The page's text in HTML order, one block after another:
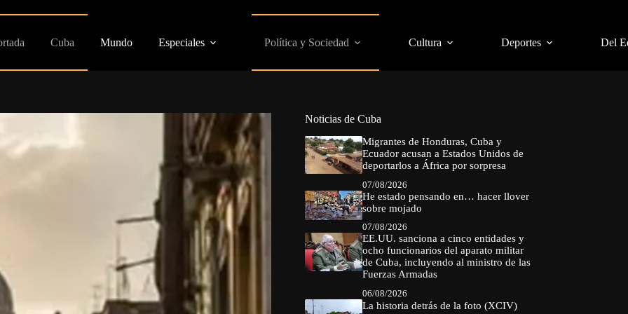
Cuba Mundo Especiales Política y Sociedad Cultura Deportes Del
Noticias de Cuba
Migrantes de Honduras, Cuba y
Ecuador acusan a Estados Unidos de
deportarlos a África por sorpresa
07/08/2026
He estado pensando en… hacer llover
sobre mojado
07/08/2026
EE.UU. sanciona a cinco entidades y
ocho funcionarios del aparato militar
de Cuba, incluyendo al ministro de las
Fuerzas Armadas
06/08/2026
La historia detrás de la foto (XCIV)